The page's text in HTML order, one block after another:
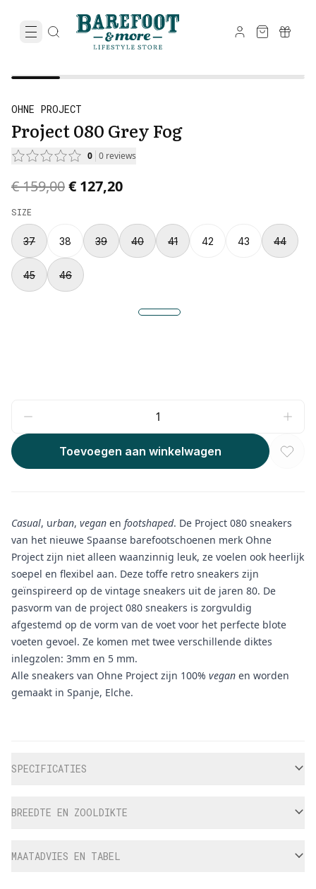
OHNE PROJECT
Project 080 Grey Fog
0 0 reviews
Original price was € 159,00.
€ 159,00Current price is € 127,20.
€ 127,20
SIZE
37 38 39 40 41 42 43 44
45 46
Toevoegen aan winkelwagen
Casual, urban, vegan en footshaped. De Project 080 sneakers
van het nieuwe Spaanse barefootschoenen merk Ohne
Project zijn niet alleen waanzinnig leuk, ze voelen ook heerlijk
soepel en flexibel aan. Deze toffe retro sneakers zijn
geïnspireerd op de vintage sneakers uit de jaren 80. De
pasvorm van de project 080 sneakers is zorgvuldig
afgestemd op de vorm van de voet voor het perfecte blote
voeten gevoel. Ze komen met twee verschillende diktes
inlegzolen: 3mm en 5 mm.
Alle sneakers van Ohne Project zijn 100% vegan en worden
gemaakt in Spanje, Elche.
SPECIFICATIES
BREEDTE EN ZOOLDIKTE
MAATADVIES EN TABEL